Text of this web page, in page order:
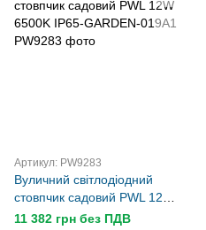
Артикул: PW9283
Вуличний світлодіодний
стовпчик садовий PWL 12W
6500K IP65-GARDEN-019A1
11 382 грн без ПДВ